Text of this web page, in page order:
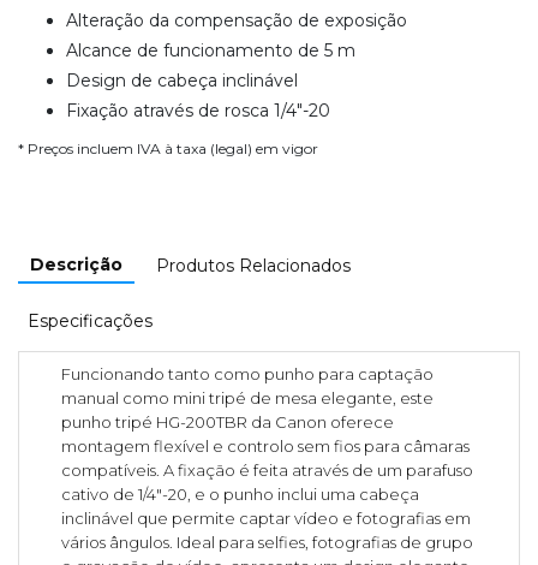
Alteração da compensação de exposição
Alcance de funcionamento de 5 m
Design de cabeça inclinável
Fixação através de rosca 1/4"-20
* Preços incluem IVA à taxa (legal) em vigor
Descrição Produtos Relacionados
Especificações
Funcionando tanto como punho para captação
manual como mini tripé de mesa elegante, este
punho tripé HG-200TBR da Canon oferece
montagem flexível e controlo sem fios para câmaras
compatíveis. A fixação é feita através de um parafuso
cativo de 1/4"-20, e o punho inclui uma cabeça
inclinável que permite captar vídeo e fotografias em
vários ângulos. Ideal para selfies, fotografias de grupo